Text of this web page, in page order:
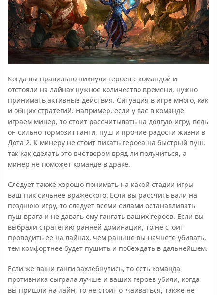
Когда вы правильно пикнули героев с командой и
отстояли на лайнах нужное количество времени, нужно
принимать активные действия. Ситуация в игре много, как
и общих стратегий. Например, если у вас в команде
играем минер, то стоит рассчитывать на долгую игру, ведь
он сильно тормозит ганги, пуш и прочие радости жизни в
Дота 2. К минеру не стоит пикать героеа на быстрый пуш,
так как сделать это вчетвером вряд ли получиться, а
минер не поможет команде в драке.
Следует также хорошо понимать на какой стадии игры
ваш пик сильнее вражеского. Если вы рассчитывали на
позднюю игру, то следует всеми силами останавливать
пуш врага и не давать ему гангать ваших героев. Если вы
выбрали стратегию ранней доминации, то не стоит
проводить ее на лайнах, чем раньше вы начнете убивать,
тем комфортнее будет пушить и побеждать в дальнейшем.
Если же ваши ганги захлебнулись, то есть команда
противника сыграла лучше и ваших героев убили, когда
вы пришли на лайн, то не стоит отчаиваться, также не